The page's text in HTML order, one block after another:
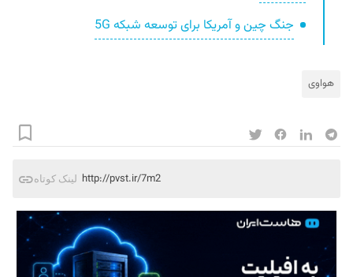
جنگ چین و آمریکا برای توسعه شبکه‌ 5G
هواوی
لینک کوتاه http://pvst.ir/7m2